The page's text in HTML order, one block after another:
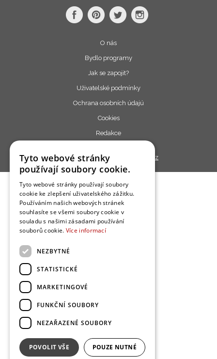
O nás
Bydlo programy
Jak se zapojit?
Uživatelské podmínky
Ochrana osobních údajú
Cookies
Redakce
Copyright © 2013 - 2026, Bydlo.cz
Tyto webové stránky
používají soubory cookie.
Tyto webové stránky používají soubory
cookie ke zlepšení uživatelského zážitku.
Používáním našich webových stránek
souhlasíte se všemi soubory cookie v
souladu s našimi zásadami používání
souborů cookie. Více informací
NEZBYTNÉ
STATISTICKÉ
MARKETINGOVÉ
FUNKČNÍ SOUBORY
NEZAŘAZENÉ SOUBORY
POVOLIT VŠE POUZE NUTNÉ